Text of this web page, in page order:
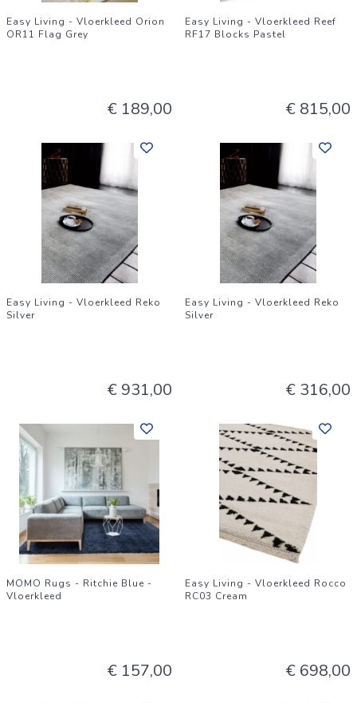
Easy Living - Vloerkleed Orion
OR11 Flag Grey
€ 189,00
Easy Living - Vloerkleed Reef
RF17 Blocks Pastel
€ 815,00
Easy Living - Vloerkleed Reko
Silver
€ 931,00
Easy Living - Vloerkleed Reko
Silver
€ 316,00
MOMO Rugs - Ritchie Blue -
Vloerkleed
€ 157,00
Easy Living - Vloerkleed Rocco
RC03 Cream
€ 698,00